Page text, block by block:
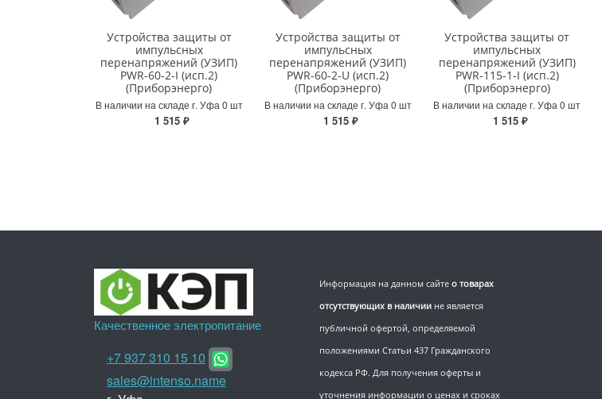
Устройства защиты от
импульсных
перенапряжений (УЗИП)
PWR-60-2-I (исп.2)
(Приборэнерго)
В наличии на складе г. Уфа 0 шт
1 515 ₽
Устройства защиты от
импульсных
перенапряжений (УЗИП)
PWR-60-2-U (исп.2)
(Приборэнерго)
В наличии на складе г. Уфа 0 шт
1 515 ₽
Устройства защиты от
импульсных
перенапряжений (УЗИП)
PWR-115-1-I (исп.2)
(Приборэнерго)
В наличии на складе г. Уфа 0 шт
1 515 ₽
Информация на данном сайте о товарах
отсутствующих в наличии не является
публичной офертой, определяемой
положениями Статьи 437 Гражданского
кодекса РФ. Для получения оферты и
уточнения информации о ценах и сроках
Качественное электропитание
+7 937 310 15 10
sales@intenso.name